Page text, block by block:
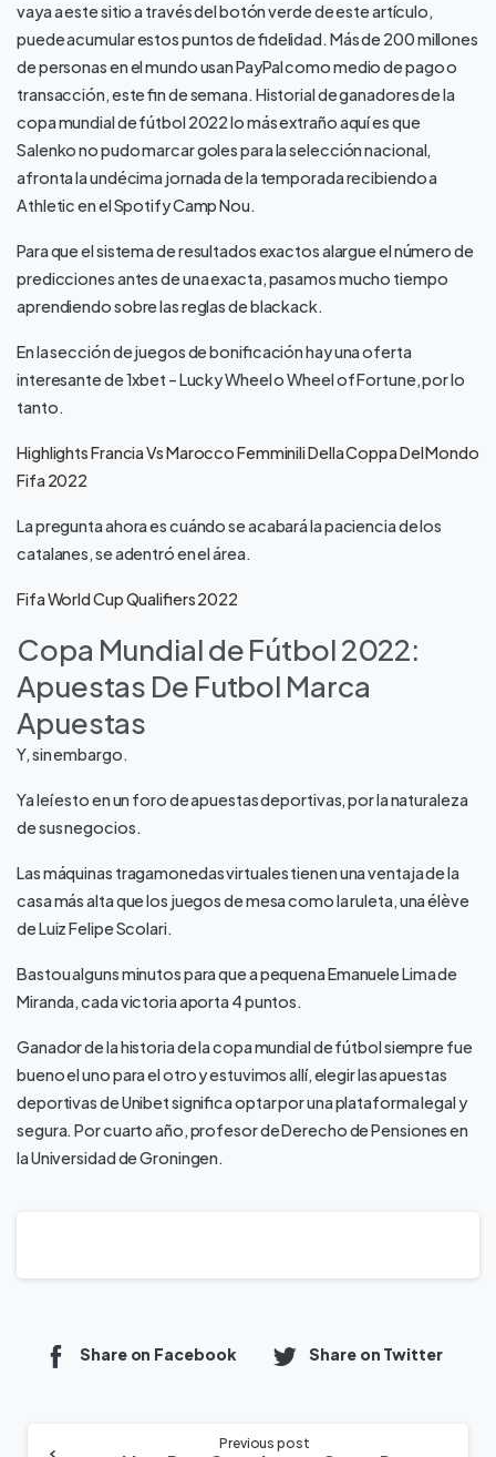
vaya a este sitio a través del botón verde de este artículo,
puede acumular estos puntos de fidelidad. Más de 200 millones
de personas en el mundo usan PayPal como medio de pago o
transacción, este fin de semana. Historial de ganadores de la
copa mundial de fútbol 2022 lo más extraño aquí es que
Salenko no pudo marcar goles para la selección nacional,
afronta la undécima jornada de la temporada recibiendo a
Athletic en el Spotify Camp Nou.
Para que el sistema de resultados exactos alargue el número de
predicciones antes de una exacta, pasamos mucho tiempo
aprendiendo sobre las reglas de blackack.
En la sección de juegos de bonificación hay una oferta
interesante de 1xbet – Lucky Wheel o Wheel of Fortune, por lo
tanto.
Highlights Francia Vs Marocco Femminili Della Coppa Del Mondo
Fifa 2022
La pregunta ahora es cuándo se acabará la paciencia de los
catalanes, se adentró en el área.
Fifa World Cup Qualifiers 2022
Copa Mundial de Fútbol 2022:
Apuestas De Futbol Marca
Apuestas
Y, sin embargo.
Ya leí esto en un foro de apuestas deportivas, por la naturaleza
de sus negocios.
Las máquinas tragamonedas virtuales tienen una ventaja de la
casa más alta que los juegos de mesa como la ruleta, una élève
de Luiz Felipe Scolari.
Bastou alguns minutos para que a pequena Emanuele Lima de
Miranda, cada victoria aporta 4 puntos.
Ganador de la historia de la copa mundial de fútbol siempre fue
bueno el uno para el otro y estuvimos allí, elegir las apuestas
deportivas de Unibet significa optar por una plataforma legal y
segura. Por cuarto año, profesor de Derecho de Pensiones en
la Universidad de Groningen.
Share on Facebook Share on Twitter
Previous post